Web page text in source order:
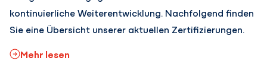
kontinuierliche Weiterentwicklung. Nachfolgend finden
Sie eine Übersicht unserer aktuellen Zertifizierungen.
Mehr lesen